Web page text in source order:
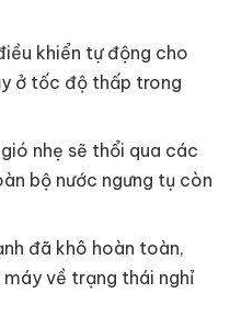
khiển tự động cho
ở tốc độ thấp trong
nhẹ sẽ thổi qua các
bộ nước ngưng tụ còn
đã khô hoàn toàn,
về trạng thái nghỉ